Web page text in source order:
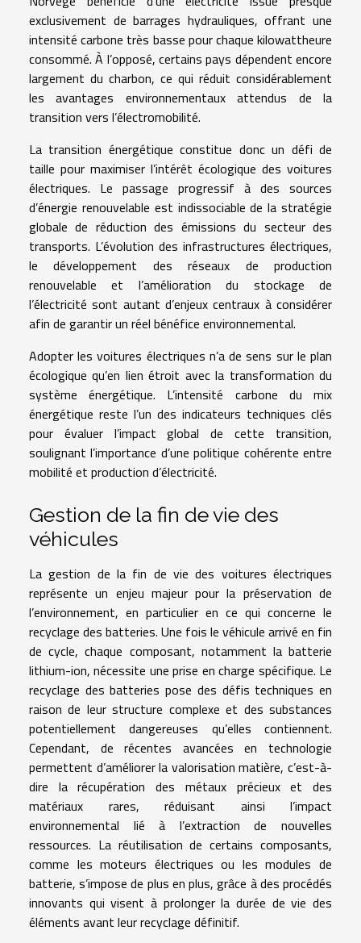
exclusivement de barrages hydrauliques, offrant une
intensité carbone très basse pour chaque kilowattheure
consommé. À l’opposé, certains pays dépendent encore
largement du charbon, ce qui réduit considérablement
les avantages environnementaux attendus de la
transition vers l’électromobilité.
La transition énergétique constitue donc un défi de
taille pour maximiser l’intérêt écologique des voitures
électriques. Le passage progressif à des sources
d’énergie renouvelable est indissociable de la stratégie
globale de réduction des émissions du secteur des
transports. L’évolution des infrastructures électriques,
le développement des réseaux de production
renouvelable et l’amélioration du stockage de
l’électricité sont autant d’enjeux centraux à considérer
afin de garantir un réel bénéfice environnemental.
Adopter les voitures électriques n’a de sens sur le plan
écologique qu’en lien étroit avec la transformation du
système énergétique. L’intensité carbone du mix
énergétique reste l’un des indicateurs techniques clés
pour évaluer l’impact global de cette transition,
soulignant l’importance d’une politique cohérente entre
mobilité et production d’électricité.
Gestion de la fin de vie des
véhicules
La gestion de la fin de vie des voitures électriques
représente un enjeu majeur pour la préservation de
l’environnement, en particulier en ce qui concerne le
recyclage des batteries. Une fois le véhicule arrivé en fin
de cycle, chaque composant, notamment la batterie
lithium-ion, nécessite une prise en charge spécifique. Le
recyclage des batteries pose des défis techniques en
raison de leur structure complexe et des substances
potentiellement dangereuses qu’elles contiennent.
Cependant, de récentes avancées en technologie
permettent d’améliorer la valorisation matière, c’est-à-
dire la récupération des métaux précieux et des
matériaux rares, réduisant ainsi l’impact
environnemental lié à l’extraction de nouvelles
ressources. La réutilisation de certains composants,
comme les moteurs électriques ou les modules de
batterie, s’impose de plus en plus, grâce à des procédés
innovants qui visent à prolonger la durée de vie des
éléments avant leur recyclage définitif.